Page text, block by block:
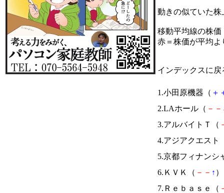
動きの似ていた
移動平均線の株価
赤＝株価が平均
インデックスに戻
1.小田原機器（ ＋
2.LAホール（ － －
3.アルバイトＴ（
4.アジアクエスト
5.京都フィナンシ
6.ＫＶＫ（ － － ↑
7.Ｒｅｂａｓｅ（